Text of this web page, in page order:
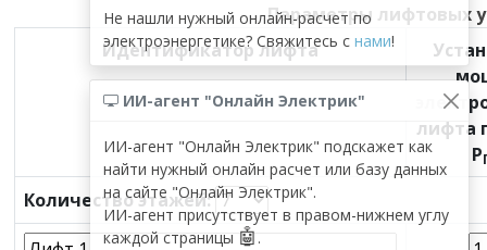
Не нашли нужный онлайн-расчет по
электроэнергетике? Свяжитесь с нами!
ИИ-агент "Онлайн Электрик"
ИИ-агент "Онлайн Электрик" подскажет как
найти нужный онлайн расчет или базу данных
на сайте "Онлайн Электрик".
ИИ-агент присутствует в правом-нижнем углу
каждой страницы 🤖 .
Параметры лифтовых
Идентификатор лифта
лифта
Р
Количество этажей: